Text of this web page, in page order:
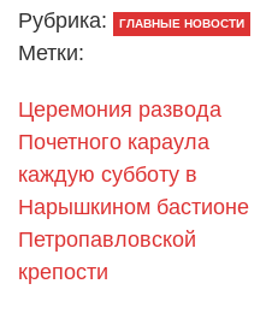
Рубрика: ГЛАВНЫЕ НОВОСТИ
Метки:
Церемония развода
Почетного караула
каждую субботу в
Нарышкином бастионе
Петропавловской
крепости